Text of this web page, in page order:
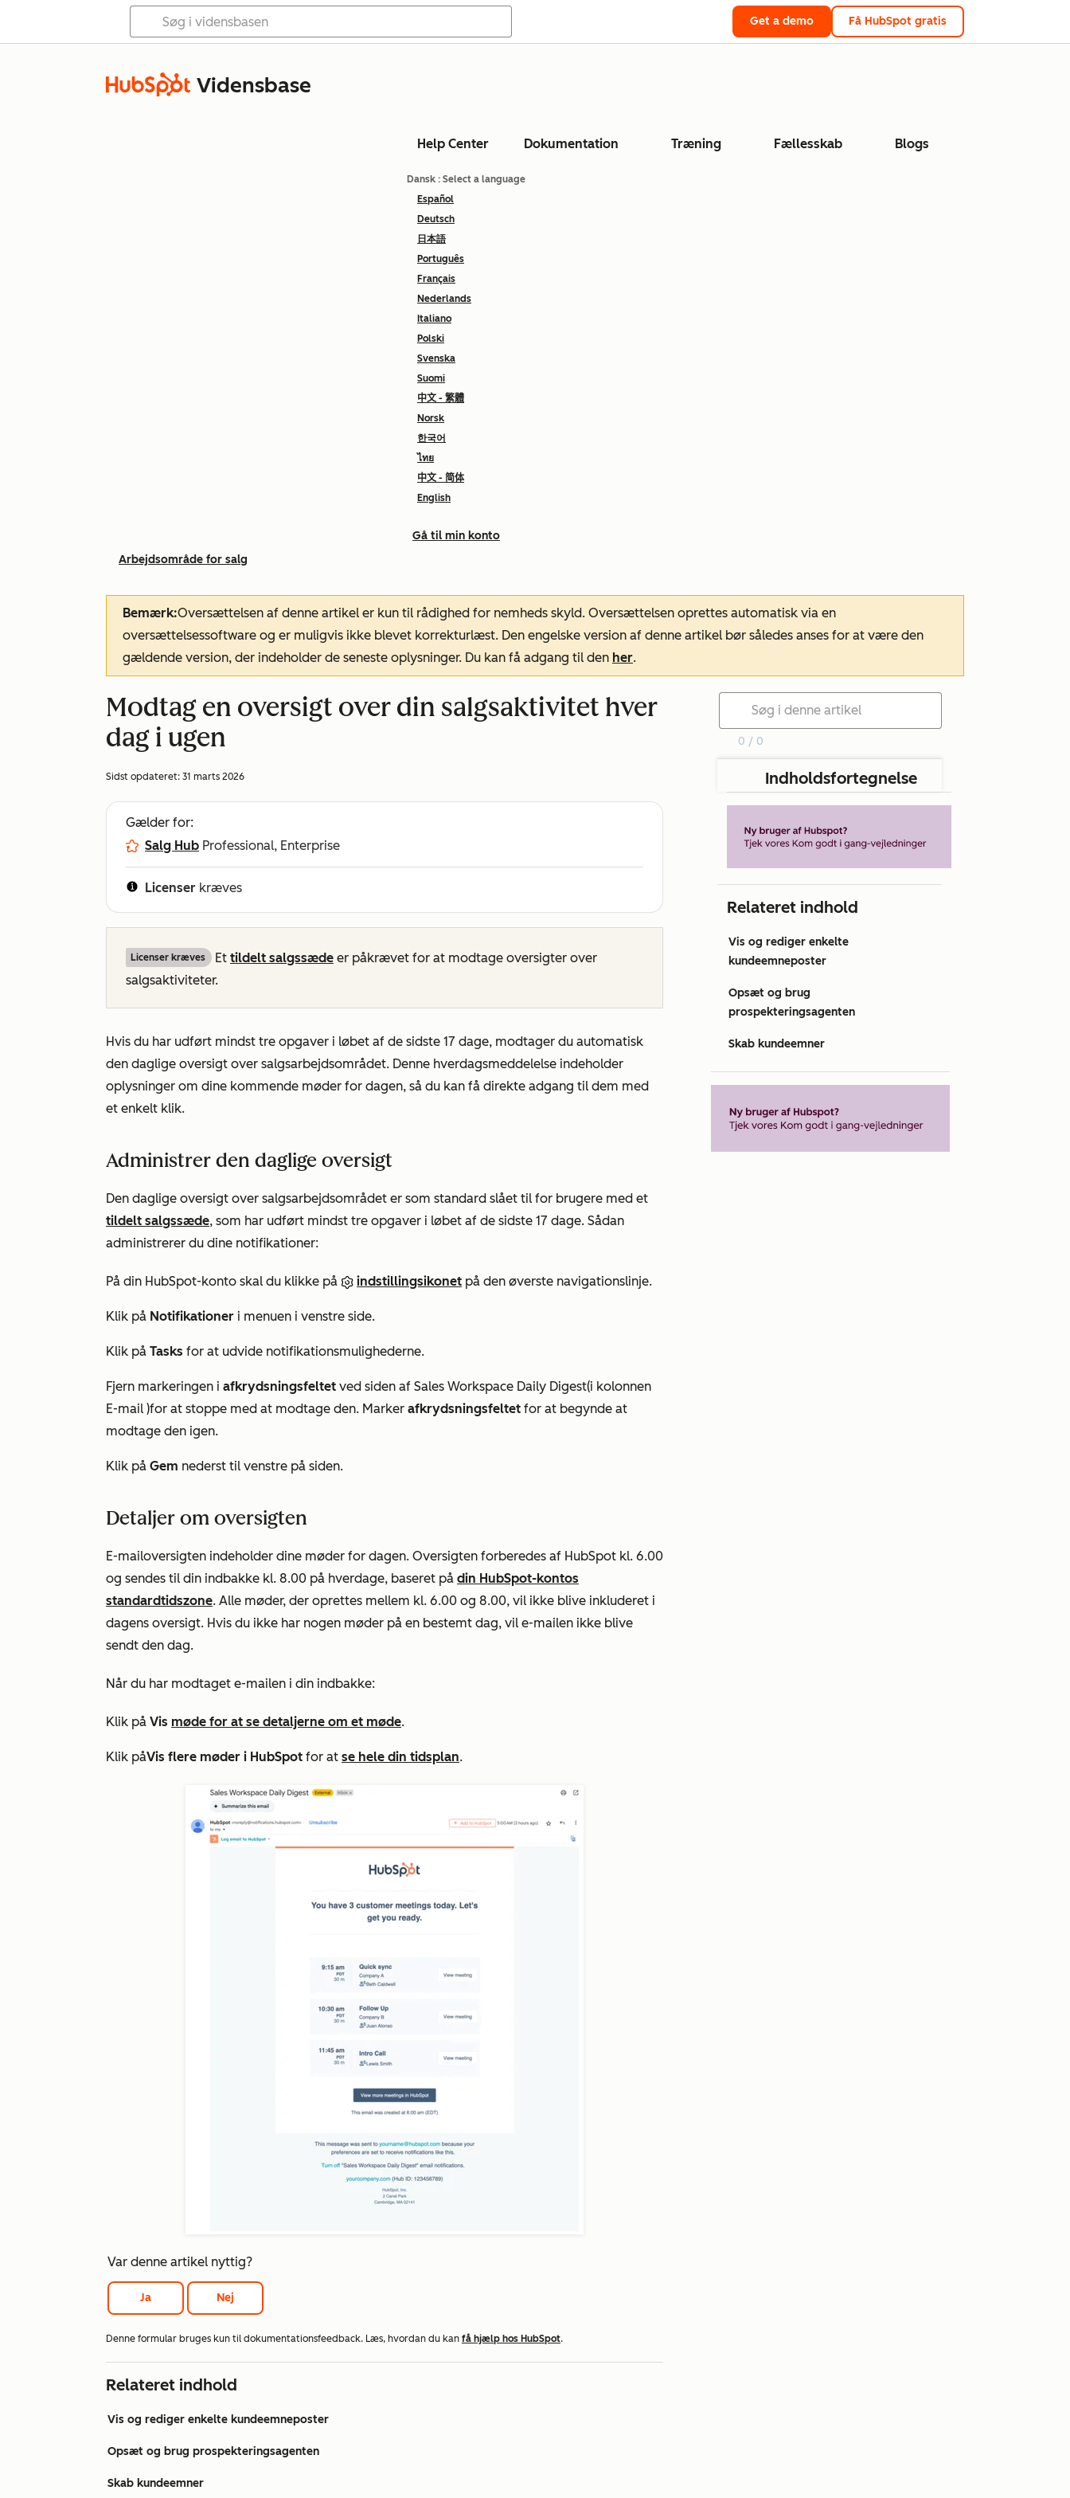
Get a demo Få HubSpot gratis
Vidensbase
Help Center Dokumentation Træning Fællesskab Blogs
Dansk : Select a language
Español
Deutsch
日本語
Português
Français
Nederlands
Italiano
Polski
Svenska
Suomi
中文 - 繁體
Norsk
한국어
ไทย
中文 - 简体
English
Gå til min konto
Arbejdsområde for salg
Bemærk:Oversættelsen af denne artikel er kun til rådighed for nemheds skyld. Oversættelsen oprettes automatisk via en
oversættelsessoftware og er muligvis ikke blevet korrekturlæst. Den engelske version af denne artikel bør således anses for at være den
gældende version, der indeholder de seneste oplysninger. Du kan få adgang til den her.
Modtag en oversigt over din salgsaktivitet hver
dag i ugen
Sidst opdateret: 31 marts 2026
Gælder for:
Salg Hub Professional, Enterprise
Licenser kræves
Licenser kræves Et tildelt salgssæde er påkrævet for at modtage oversigter over
salgsaktiviteter.
Hvis du har udført mindst tre opgaver i løbet af de sidste 17 dage, modtager du automatisk
den daglige oversigt over salgsarbejdsområdet. Denne hverdagsmeddelelse indeholder
oplysninger om dine kommende møder for dagen, så du kan få direkte adgang til dem med
et enkelt klik.
Administrer den daglige oversigt
Den daglige oversigt over salgsarbejdsområdet er som standard slået til for brugere med et
tildelt salgssæde, som har udført mindst tre opgaver i løbet af de sidste 17 dage. Sådan
administrerer du dine notifikationer:
På din HubSpot-konto skal du klikke på indstillingsikonet på den øverste navigationslinje.
Klik på Notifikationer i menuen i venstre side.
Klik på Tasks for at udvide notifikationsmulighederne.
Fjern markeringen i afkrydsningsfeltet ved siden af Sales Workspace Daily Digest(i kolonnen
E-mail )for at stoppe med at modtage den. Marker afkrydsningsfeltet for at begynde at
modtage den igen.
Klik på Gem nederst til venstre på siden.
Detaljer om oversigten
E-mailoversigten indeholder dine møder for dagen. Oversigten forberedes af HubSpot kl. 6.00
og sendes til din indbakke kl. 8.00 på hverdage, baseret på din HubSpot-kontos
standardtidszone. Alle møder, der oprettes mellem kl. 6.00 og 8.00, vil ikke blive inkluderet i
dagens oversigt. Hvis du ikke har nogen møder på en bestemt dag, vil e-mailen ikke blive
sendt den dag.
Når du har modtaget e-mailen i din indbakke:
Klik på Vis møde for at se detaljerne om et møde.
Klik påVis flere møder i HubSpot for at se hele din tidsplan.
Var denne artikel nyttig?
Ja Nej
Denne formular bruges kun til dokumentationsfeedback. Læs, hvordan du kan få hjælp hos HubSpot.
Relateret indhold
Vis og rediger enkelte kundeemneposter
Opsæt og brug prospekteringsagenten
Skab kundeemner
0 / 0
Indholdsfortegnelse
Relateret indhold
Vis og rediger enkelte
kundeemneposter
Opsæt og brug
prospekteringsagenten
Skab kundeemner